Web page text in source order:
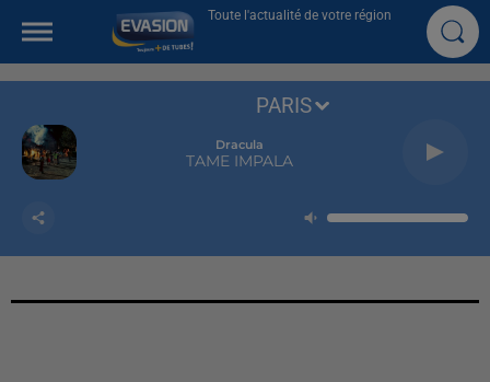
Toute l'actualité de votre région
Dracula
TAME IMPALA
PARIS